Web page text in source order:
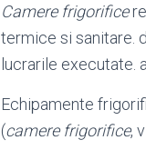
Camere frigorifice
termice si sanitare.
lucrarile executate.
Echipamente
(camere frigorifice,